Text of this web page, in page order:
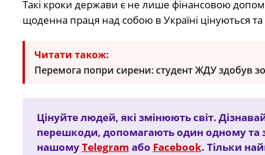
Такі кроки держави є не лише фінансовою
щоденна праця над собою в Україні цінуються
Читати також:
Перемога попри сирени: студент ЖДУ здобув
Цінуйте людей, які змінюють світ.
перешкоди, допомагають один одному
нашомуTelegram або Facebook. Тільки